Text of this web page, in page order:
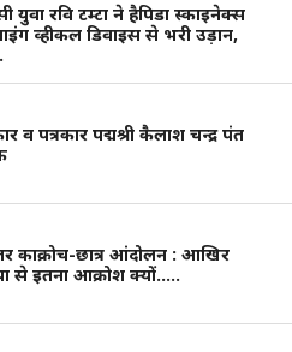
युवा रवि टम्टा ने हैपिडा स्काइनेक्स
व्हीकल डिवाइस से भरी उड़ान,
व पत्रकार पद्मश्री कैलाश चन्द्र पंत
काक्रोच-छात्र आंदोलन : आखिर
से इतना आक्रोश क्यों…..